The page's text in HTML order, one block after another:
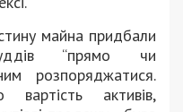
майна придбали
“прямо чи
розпоряджатися.
активів,